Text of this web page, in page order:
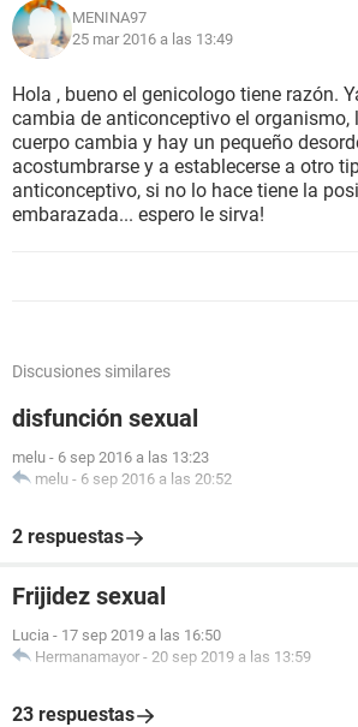
MENINA97
25 mar 2016 a las 13:49
Hola , bueno el genicologo tiene razón.
cambia de anticonceptivo el organismo,
cuerpo cambia y hay un pequeño
acostumbrarse y a establecerse a otro
anticonceptivo, si no lo hace tiene la
embarazada... espero le sirva!
Discusiones similares
disfunción sexual
melu - 6 sep 2016 a las 13:23
melu - 6 sep 2016 a las 20:52
2 respuestas
Frijidez sexual
Lucia - 17 sep 2019 a las 16:50
Hermanamayor - 20 sep 2019 a las 13:59
23 respuestas